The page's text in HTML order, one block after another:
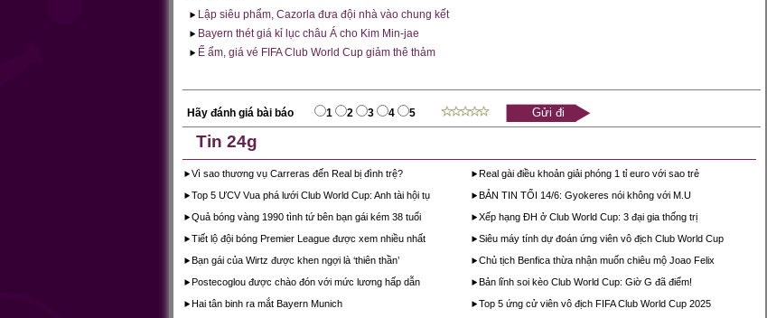
Lập siêu phẩm, Cazorla đưa đội nhà vào chung kết
Bayern thét giá kỉ lục châu Á cho Kim Min-jae
Ế ẩm, giá vé FIFA Club World Cup giảm thê thảm
Hãy đánh giá bài báo 1 2 3 4 5
Tin 24g
Vì sao thương vụ Carreras đến Real bị đình trệ?
Top 5 ƯCV Vua phá lưới Club World Cup: Anh tài hội tụ
Quả bóng vàng 1990 tình tứ bên bạn gái kém 38 tuổi
Tiết lộ đội bóng Premier League được xem nhiều nhất
Bạn gái của Wirtz được khen ngợi là ‘thiên thần’
Postecoglou được chào đón với mức lương hấp dẫn
Hai tân binh ra mắt Bayern Munich
Real gài điều khoản giải phóng 1 tỉ euro với sao trẻ
BẢN TIN TỐI 14/6: Gyokeres nói không với M.U
Xếp hạng ĐH ở Club World Cup: 3 đại gia thống trị
Siêu máy tính dự đoán ứng viên vô địch Club World Cup
Chủ tịch Benfica thừa nhận muốn chiêu mộ Joao Felix
Bản lĩnh soi kèo Club World Cup: Giờ G đã điểm!
Top 5 ứng cử viên vô địch FIFA Club World Cup 2025